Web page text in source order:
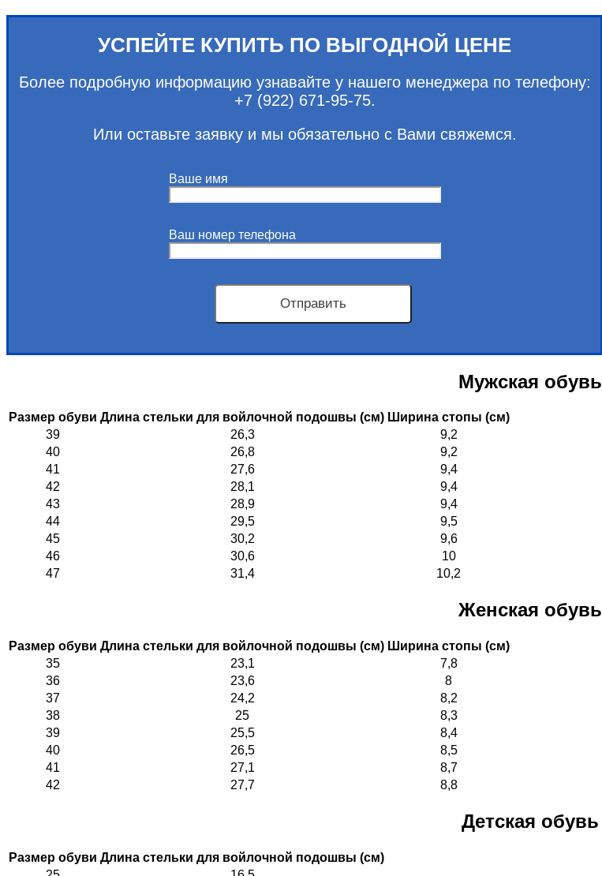
УСПЕЙТЕ КУПИТЬ ПО ВЫГОДНОЙ ЦЕНЕ
Более подробную информацию узнавайте у нашего менеджера по телефону:
+7 (922) 671-95-75.
Или оставьте заявку и мы обязательно с Вами свяжемся.
Ваше имя
Ваш номер телефона
Мужская обувь
Размер обуви Длина стельки для войлочной подошвы (см) Ширина стопы (см)
39
26,3
9,2
40
26,8
9,2
41
27,6
9,4
42
28,1
9,4
43
28,9
9,4
44
29,5
9,5
45
30,2
9,6
46
30,6
10
47
31,4 10,2
Женская обувь
Размер обуви Длина стельки для войлочной подошвы (см) Ширина стопы (см)
35
23,1
7,8
36
23,6
8
37
24,2
8,2
38
25
8,3
39
25,5
8,4
40
26,5
8,5
41
27,1
8,7
42
27,7 8,8
Детская обувь
Размер обуви Длина стельки для войлочной подошвы (см)